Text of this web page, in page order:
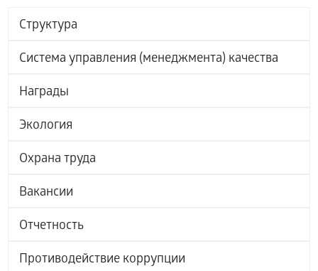
Структура
Система управления (менеджмента) качества
Награды
Экология
Охрана труда
Вакансии
Отчетность
Противодействие коррупции